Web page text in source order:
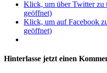
Klick, um über Twitter zu
geöffnet)
Klick, um auf Facebook
geöffnet)
Hinterlasse jetzt einen